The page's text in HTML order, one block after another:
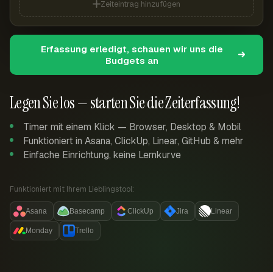
Legen Sie los — starten Sie die Zeiterfassung!
Timer mit einem Klick — Browser, Desktop & Mobil
Funktioniert in Asana, ClickUp, Linear, GitHub & mehr
Einfache Einrichtung, keine Lernkurve
Funktioniert mit Ihrem Lieblingstool:
Asana Basecamp ClickUp Jira Linear
Monday Trello
Zeiteintrag hinzufügen
Erfassung erledigt, schauen wir uns die
Budgets an